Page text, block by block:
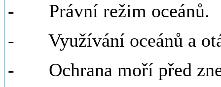
- Právní režim oceánů.
- Využívání oceánů a
- Ochrana moří před